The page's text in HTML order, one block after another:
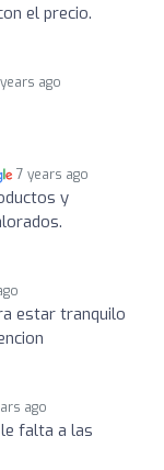
el precio.
ago
7 years ago
y
estar tranquilo
ago
falta a las